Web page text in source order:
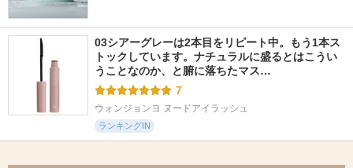
03シアーグレーは2本目をリピート中。もう1本ス
トックしています。ナチュラルに盛るとはこうい
うことなのか、と腑に落ちたマス…
7
ウォンジョンヨ ヌードアイラッシュ
ランキングIN